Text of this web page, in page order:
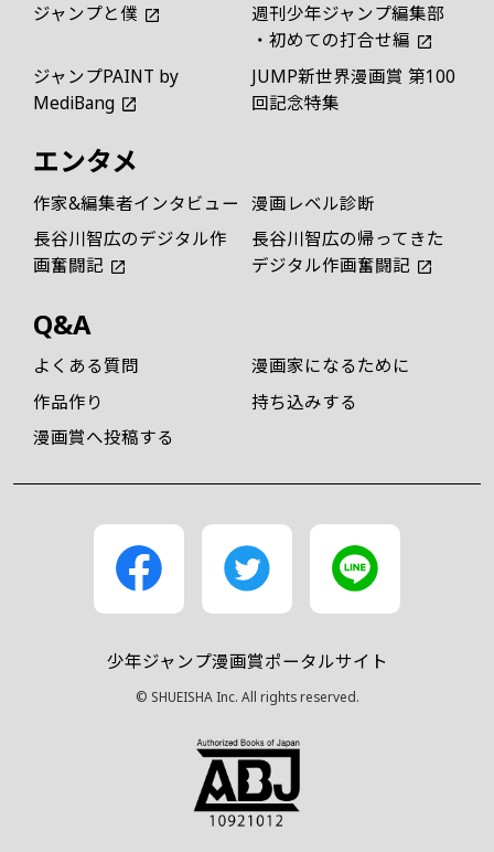
ジャンプと僕
週刊少年ジャンプ編集部
・初めての打合せ編
ジャンプPAINT by
MediBang
JUMP新世界漫画賞 第100
回記念特集
エンタメ
作家&編集者インタビュー 漫画レベル診断
長谷川智広のデジタル作
画奮闘記
長谷川智広の帰ってきた
デジタル作画奮闘記
Q&A
よくある質問
漫画家になるために
作品作り
持ち込みする
漫画賞へ投稿する
少年ジャンプ漫画賞ポータルサイト
© SHUEISHA Inc. All rights reserved.